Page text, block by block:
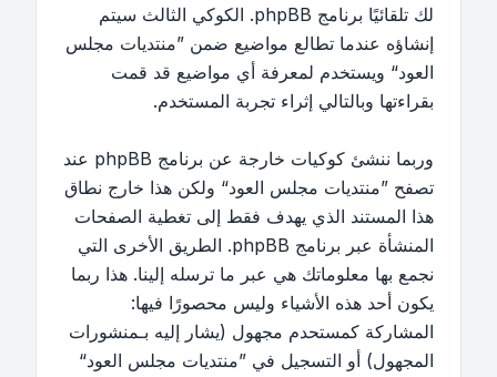
لك تلقائيًا برنامج phpBB. الكوكي الثالث سيتم
إنشاؤه عندما تطالع مواضيع ضمن ”منتديات مجلس
العود“ ويستخدم لمعرفة أي مواضيع قد قمت
بقراءتها وبالتالي إثراء تجربة المستخدم.
وربما ننشئ كوكيات خارجة عن برنامج phpBB عند
تصفح ”منتديات مجلس العود“ ولكن هذا خارج نطاق
هذا المستند الذي يهدف فقط إلى تغطية الصفحات
المنشأة عبر برنامج phpBB. الطريق الأخرى التي
نجمع بها معلوماتك هي عبر ما ترسله إلينا. هذا ربما
يكون أحد هذه الأشياء وليس محصورًا فيها:
المشاركة كمستحدم مجهول (يشار إليه بـمنشورات
المجهول) أو التسجيل في ”منتديات مجلس العود“